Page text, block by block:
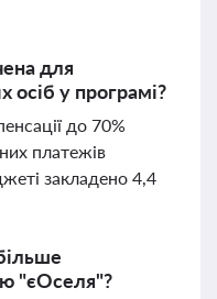
для
осіб у програмі?
до 70%
платежів
закладено 4,4
"єОселя"?